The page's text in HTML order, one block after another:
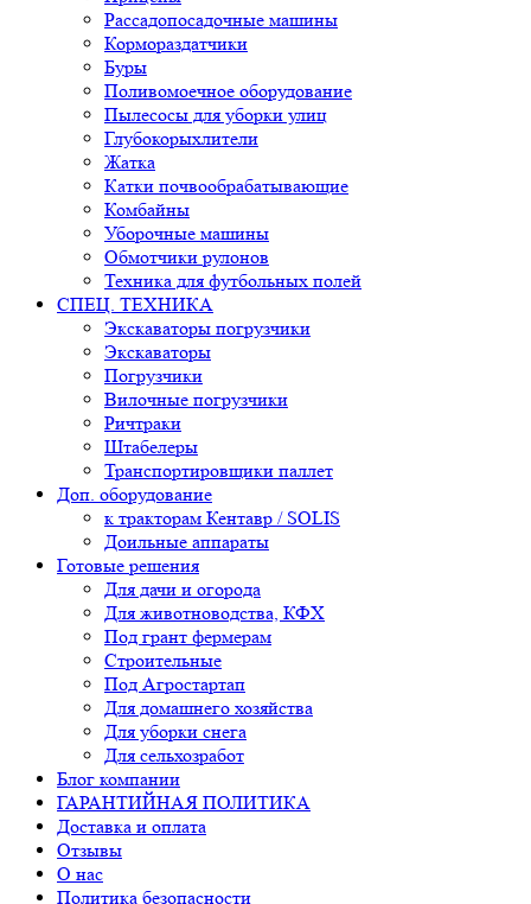
Рассадопосадочные машины
Кормораздатчики
Буры
Поливомоечное оборудование
Пылесосы для уборки улиц
Глубокорыхлители
Жатка
Катки почвообрабатывающие
Комбайны
Уборочные машины
Обмотчики рулонов
Техника для футбольных полей
СПЕЦ. ТЕХНИКА
Экскаваторы погрузчики
Экскаваторы
Погрузчики
Вилочные погрузчики
Ричтраки
Штабелеры
Транспортировщики паллет
Доп. оборудование
к тракторам Кентавр / SOLIS
Доильные аппараты
Готовые решения
Для дачи и огорода
Для животноводства, КФХ
Под грант фермерам
Строительные
Под Агростартап
Для домашнего хозяйства
Для уборки снега
Для сельхозработ
Блог компании
ГАРАНТИЙНАЯ ПОЛИТИКА
Доставка и оплата
Отзывы
О нас
Политика безопасности